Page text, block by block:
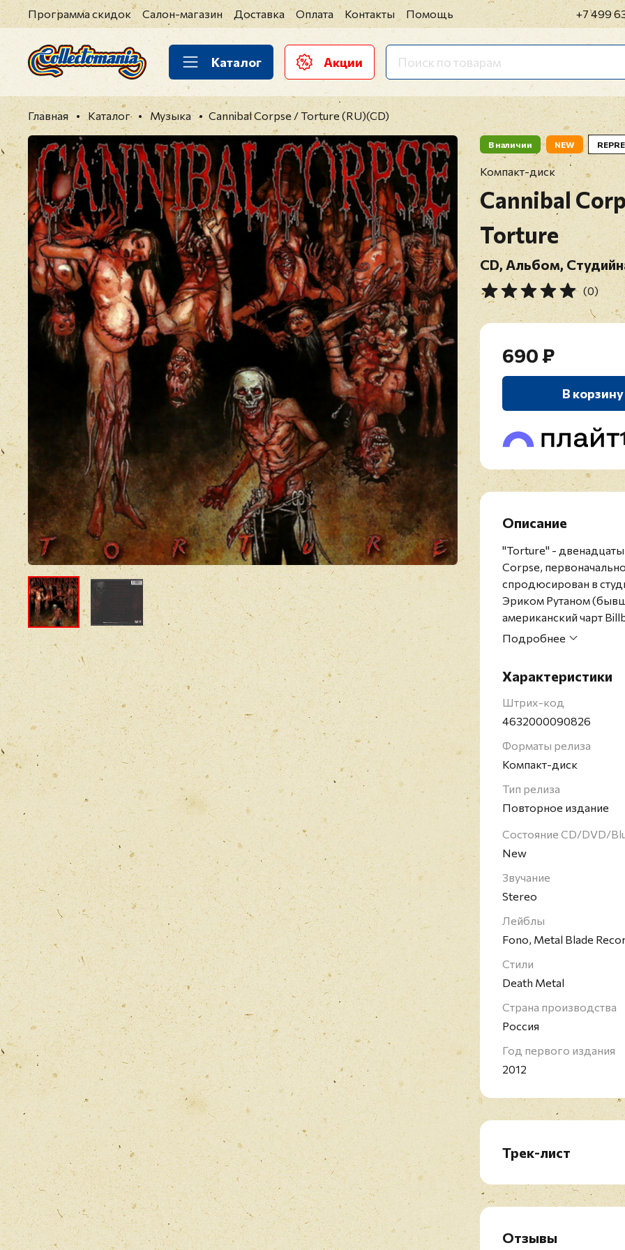
Программа скидок Салон-магазин Доставка Оплата Контакты Помощь +7 499
Каталог Акции
Главная Каталог Музыка Cannibal Corpse / Torture (RU)(CD)
В наличии NEW
Компакт-диск
Cannibal
Torture
CD, Альбом,
(0)
690 ₽
В корзину
Описание
"Torture" -
Corpse,
спродюсирован в
Эриком Рутаном
американский чарт
9600 экземпляров за
Cannibal Corpse -
году в штате-Нью-
метала таких групп,
ужасов о людоедах,
Cannibal Corpse в
количество
миллионов
коммерчески
Подробнее
Характеристики
Штрих-код
4632000090826
Форматы релиза
Компакт-диск
Тип релиза
Повторное издание
Состояние CD/DVD/
New
Звучание
Stereo
Лейблы
Fono, Metal Blade
Стили
Death Metal
Страна производства
Россия
Год первого издания
2012
Трек-лист
02. Sarcophagic Frenzy
03. Scourge of Iron
05. As Deep As the Knife
Отзывы